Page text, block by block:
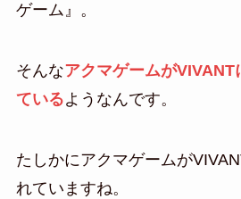
ゲーム』。
そんなアクマゲームが
ているようなんです。
たしかにアクマゲームが
れていますね。